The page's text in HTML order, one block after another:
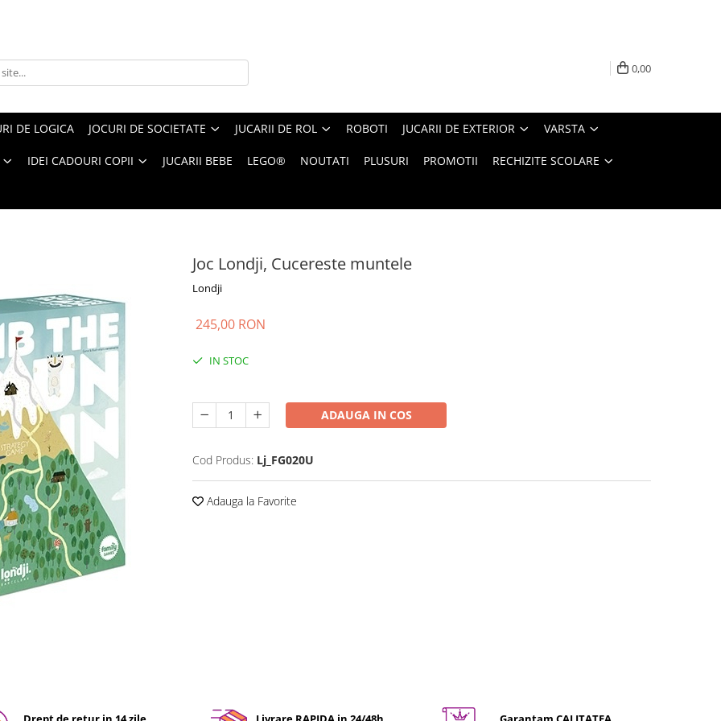
0,00
DE LOGICA JOCURI DE SOCIETATE JUCARII DE ROL ROBOTI JUCARII DE EXTERIOR VARSTA
IDEI CADOURI COPII JUCARII BEBE LEGO® NOUTATI PLUSURI PROMOTII RECHIZITE SCOLARE
Joc Londji, Cucereste muntele
Londji
245,00 RON
IN STOC
ADAUGA IN COS
Cod Produs: Lj_FG020U
Adauga la Favorite